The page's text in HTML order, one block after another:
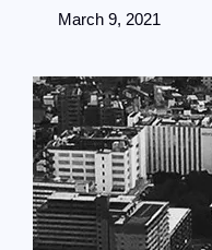
March 9, 2021